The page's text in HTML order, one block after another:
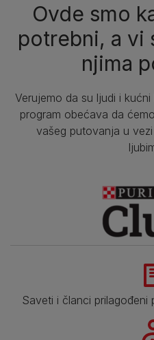
Ovde smo
potrebni, a vi
njima
Verujemo da su ljudi i kućni
program obećava da
vašeg putovanja u
Saveti i članci prilagođeni